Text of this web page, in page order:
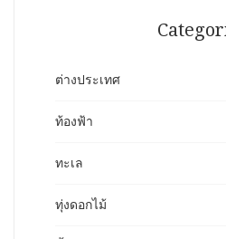
ต่างประเทศ
ท้องฟ้า
ทะเล
ทุ่งดอกไม้